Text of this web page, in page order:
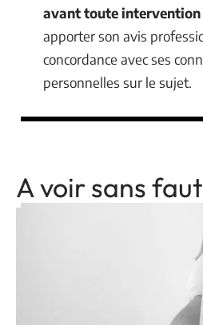
avant toute intervention
apporter son avis
concordance avec ses
personnelles sur le sujet.
A voir sans